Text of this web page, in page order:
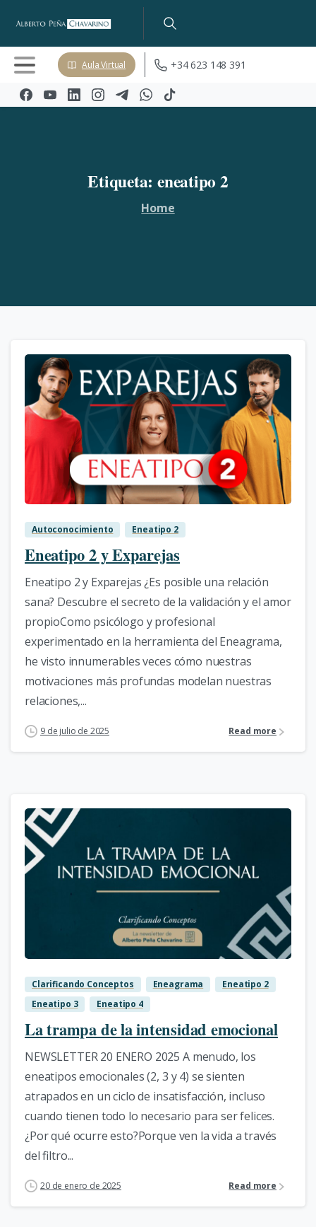
Aula Virtual +34 623 148 391
Etiqueta: eneatipo 2
Home
Autoconocimiento Eneatipo 2
Eneatipo 2 y Exparejas
Eneatipo 2 y Exparejas ¿Es posible una relación
sana? Descubre el secreto de la validación y el amor
propioComo psicólogo y profesional
experimentado en la herramienta del Eneagrama,
he visto innumerables veces cómo nuestras
motivaciones más profundas modelan nuestras
relaciones,...
9 de julio de 2025 Read more
2
Clarificando Conceptos Eneagrama
Eneatipo 2
Eneatipo 3
Eneatipo 4
La trampa de la intensidad emocional
NEWSLETTER 20 ENERO 2025 A menudo, los
eneatipos emocionales (2, 3 y 4) se sienten
atrapados en un ciclo de insatisfacción, incluso
cuando tienen todo lo necesario para ser felices.
¿Por qué ocurre esto?Porque ven la vida a través
del filtro...
20 de enero de 2025 Read more